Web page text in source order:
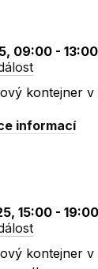
09:00 - 13:00
kontejner
informací
15:00 - 19:00
kontejner